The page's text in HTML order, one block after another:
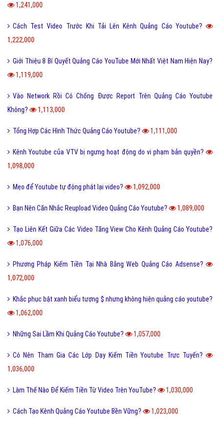
1,241,000
Cách Test Video Trước Khi Tải Lên Kênh Quảng Cáo Youtube?
1,222,000
Giới Thiệu 8 Bí Quyết Quảng Cáo YouTube Mới Nhất Việt Nam Hiện Nay?
1,119,000
Vào Network Rồi Có Chống Được Report Trên Quảng Cáo Youtube
Không?
1,113,000
Tổng Hợp Các Hình Thức Quảng Cáo Youtube? 1,111,000
Kênh Youtube của VTV bị ngưng hoạt động do vi phạm bản quyền?
1,098,000
Mẹo để Youtube tự động phát lại video? 1,092,000
Bạn Nên Căn Nhắc Reupload Video Quảng Cáo Youtube? 1,089,000
Tạo Liên Kết Giữa Các Video Tăng View Cho Kênh Quảng Cáo Youtube?
1,076,000
Phương Pháp Kiếm Tiền Tại Nhà Bằng Web Quảng Cáo Adsense?
1,072,000
Khắc phục bật xanh biểu tượng $ nhưng không hiện quảng cáo youtube?
1,062,000
Những Sai Lầm Khi Quảng Cáo Youtube? 1,057,000
Có Nên Tham Gia Các Lớp Dạy Kiếm Tiền Youtube Trực Tuyến?
1,036,000
Làm Thế Nào Để Kiếm Tiền Từ Video Trên YouTube? 1,030,000
Cách Tạo Kênh Quảng Cáo Youtube Bền Vững? 1,023,000